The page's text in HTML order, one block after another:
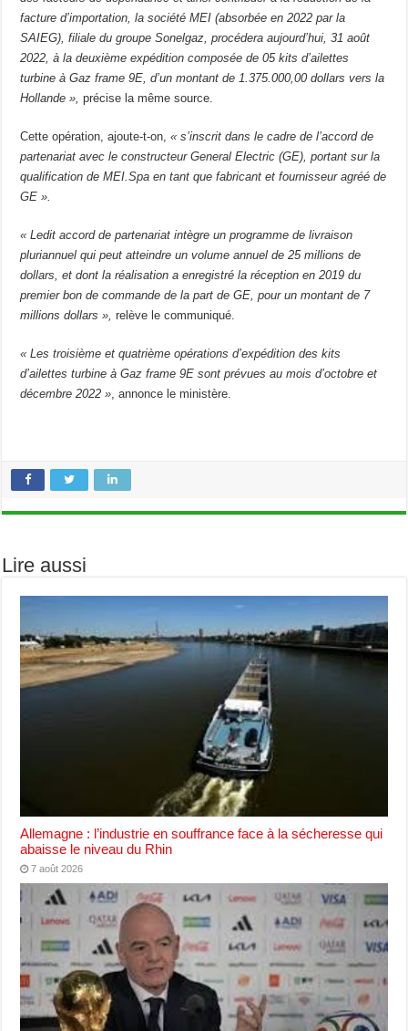
facture d’importation, la société MEI (absorbée en 2022 par la
SAIEG), filiale du groupe Sonelgaz, procédera aujourd’hui, 31 août
2022, à la deuxième expédition composée de 05 kits d’ailettes
turbine à Gaz frame 9E, d’un montant de 1.375.000,00 dollars vers la
Hollande », précise la même source.
Cette opération, ajoute-t-on,« s’inscrit dans le cadre de l’accord de
partenariat avec le constructeur General Electric (GE), portant sur la
qualification de MEI.Spa en tant que fabricant et fournisseur agréé de
GE ».
« Ledit accord de partenariat intègre un programme de livraison
pluriannuel qui peut atteindre un volume annuel de 25 millions de
dollars, et dont la réalisation a enregistré la réception en 2019 du
premier bon de commande de la part de GE, pour un montant de 7
millions dollars », relève le communiqué.
« Les troisième et quatrième opérations d’expédition des kits
d’ailettes turbine à Gaz frame 9E sont prévues au mois d’octobre et
décembre 2022 » , annonce le ministère.
Lire aussi
Allemagne : l’industrie en souffrance face à la sécheresse qui
abaisse le niveau du Rhin
7 août 2026